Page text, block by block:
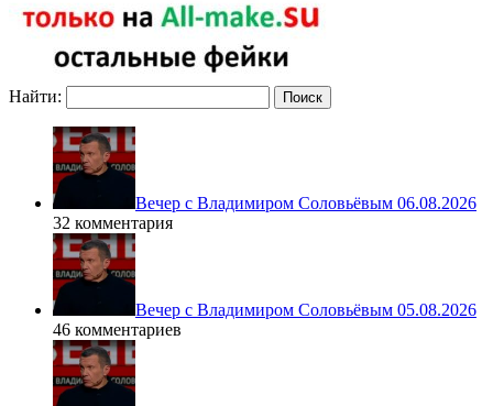
Найти:
Вечер с Владимиром Соловьёвым 06.08.2026
32 комментария
Вечер с Владимиром Соловьёвым 05.08.2026
46 комментариев